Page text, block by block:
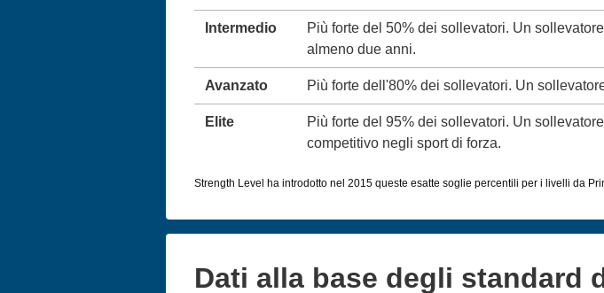
Intermedio
Più forte del 50% dei sollevatori. Un
almeno due anni.
Avanzato Più forte dell'80% dei sollevatori. Un
Elite
Più forte del 95% dei sollevatori. Un
competitivo negli sport di forza.
Strength Level ha introdotto nel 2015 queste esatte soglie percentili per i livelli da
Dati alla base degli standard